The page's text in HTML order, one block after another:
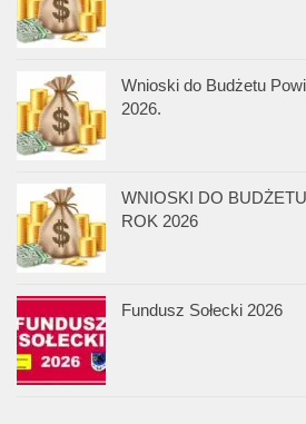
Wnioski do Budżetu
2026.
WNIOSKI DO
ROK 2026
Fundusz Sołecki 2026